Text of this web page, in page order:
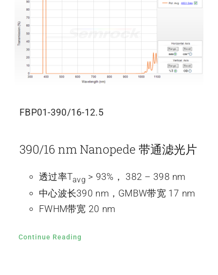
FBP01-390/16-12.5
390/16 nm Nanopede 带通滤光片
透过率Tavg > 93%， 382 – 398 nm
中心波长390 nm，GMBW带宽 17 nm
FWHM带宽 20 nm
Continue Reading